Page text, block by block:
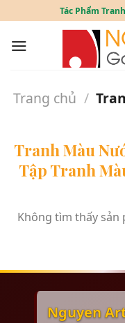
to
content
Tác Phẩm
Trang chủ /
Tranh Màu
Tập Tranh
Không tìm thấy sản
Nguyen